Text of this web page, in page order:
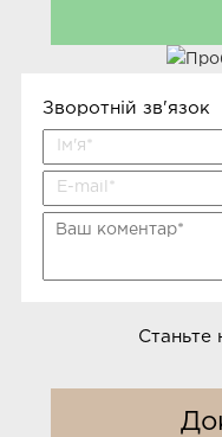
Зворотній зв'язок
Станьте